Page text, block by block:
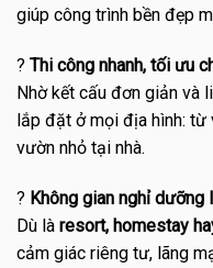
giúp công trình bền đẹp
?️ Thi công nhanh, tối ưu
Nhờ kết cấu đơn giản và
lắp đặt ở mọi địa hình: từ
vườn nhỏ tại nhà.
? Không gian nghỉ dưỡng
Dù là resort, homestay
cảm giác riêng tư, lãng